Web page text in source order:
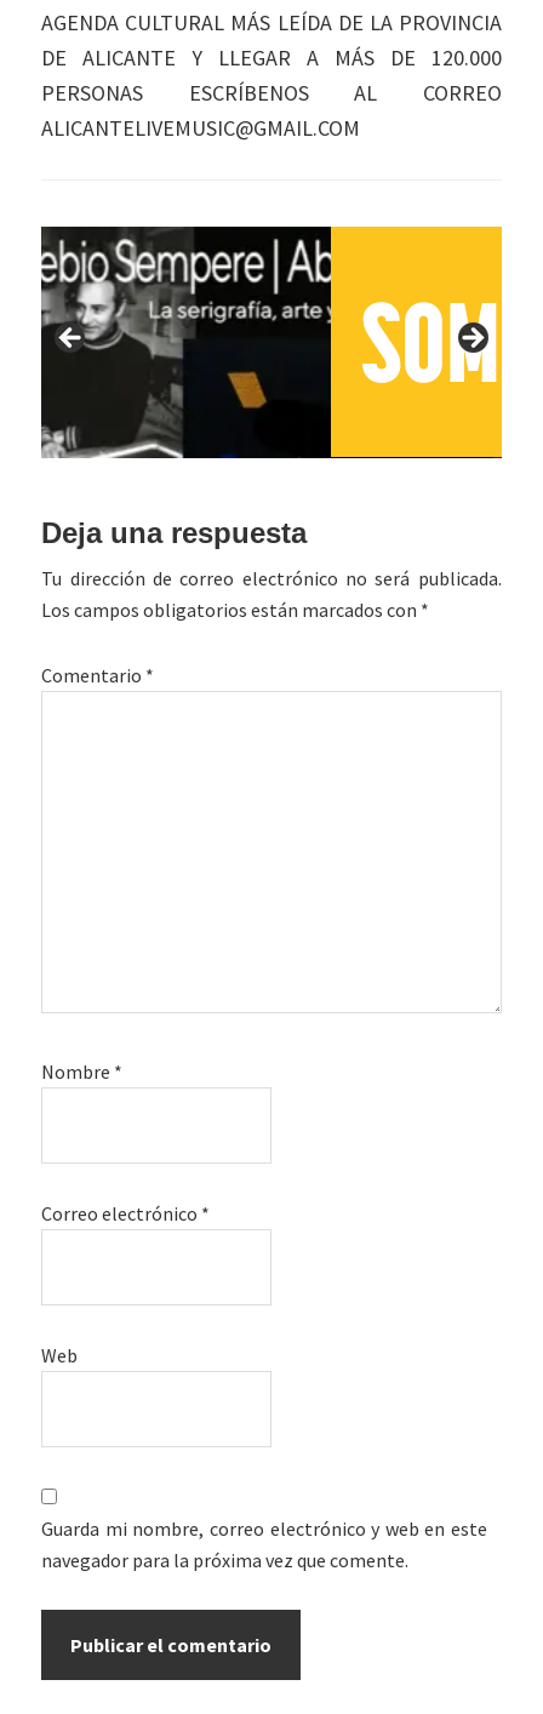
AGENDA CULTURAL MÁS LEÍDA DE LA PROVINCIA
DE ALICANTE Y LLEGAR A MÁS DE 120.000
PERSONAS ESCRÍBENOS AL CORREO
ALICANTELIVEMUSIC@GMAIL.COM
Interacciones
con
los
Deja una respuesta
Tu dirección de correo electrónico no será publicada.
Los campos obligatorios están marcados con *
Comentario *
Nombre *
Correo electrónico *
Web
Guarda mi nombre, correo electrónico y web en este
navegador para la próxima vez que comente.